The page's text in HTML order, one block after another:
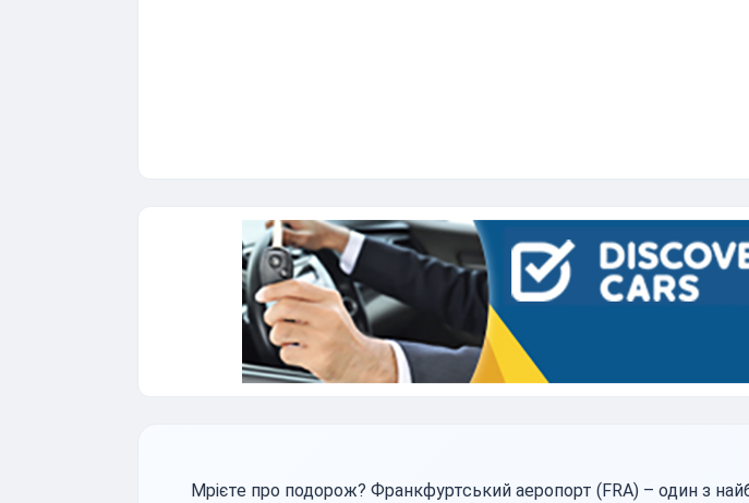
Мрієте про подорож? Франкфуртський аеропорт (FRA) – один з